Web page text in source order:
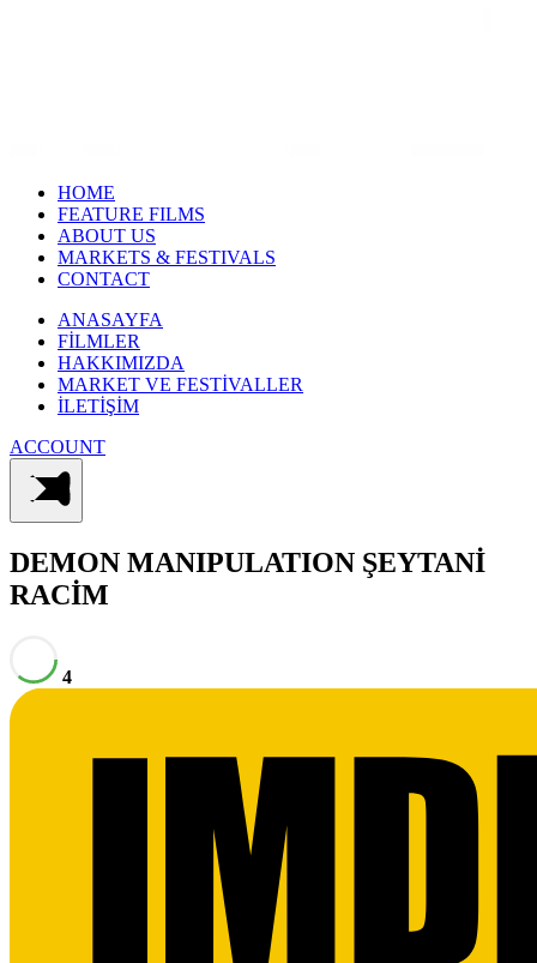
HOME
FEATURE FILMS
ABOUT US
MARKETS & FESTIVALS
CONTACT
ANASAYFA
FİLMLER
HAKKIMIZDA
MARKET VE FESTİVALLER
İLETİŞİM
ACCOUNT
DEMON MANIPULATION ŞEYTANİ
RACİM
4